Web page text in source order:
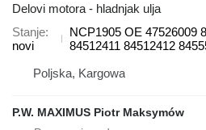
Delovi motora - hladnjak ulja
Stanje
novi
NCP1905 OE 47526009
84512411 84512412
Poljska, Kargowa
P.W. MAXIMUS Piotr Maksymów